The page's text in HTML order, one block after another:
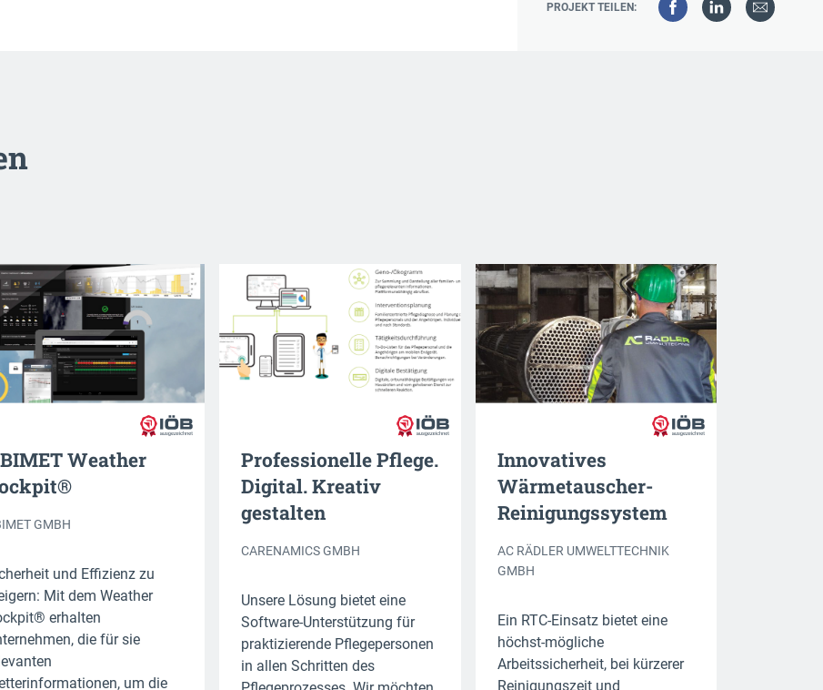
PROJEKT TEILEN:
Weather
GMBH
und Effizienz zu
Mit dem Weather
erhalten
die für sie
um die
Professionelle Pflege.
Digital. Kreativ
gestalten
CARENAMICS GMBH
Unsere Lösung bietet eine
Software-Unterstützung für
praktizierende Pflegepersonen
in allen Schritten des
Innovatives
Wärmetauscher-
Reinigungssystem
AC RÄDLER UMWELTTECHNIK
GMBH
Ein RTC-Einsatz bietet eine
höchst-mögliche
Arbeitssicherheit, bei kürzerer
Reinigungszeit und